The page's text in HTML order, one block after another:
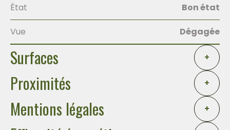
État Bon état
Vue Dégagée
Surfaces +
Proximités +
Mentions légales +